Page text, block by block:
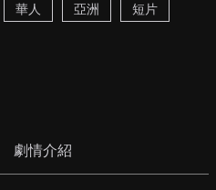
華人 亞洲 短片
劇情介紹